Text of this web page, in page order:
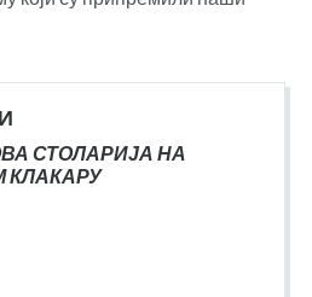
СТОЛАРИЈА НА
КЛАКАРУ